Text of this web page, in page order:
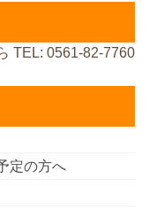
TEL: 0561-82-7760
定の方へ